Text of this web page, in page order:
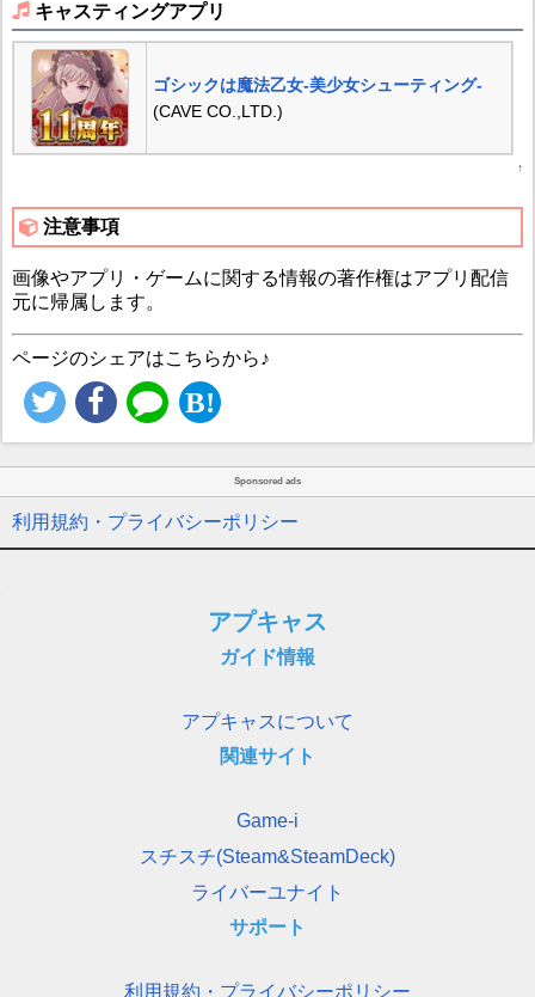
キャスティングアプリ
ゴシックは魔法乙女-美少女シューティング-
(CAVE CO.,LTD.)
↑
注意事項
画像やアプリ・ゲームに関する情報の著作権はアプリ配信
元に帰属します。
ページのシェアはこちらから♪
Sponsored ads
利用規約・プライバシーポリシー
アプキャス
ガイド情報
アプキャスについて
関連サイト
Game-i
スチスチ(Steam&SteamDeck)
ライバーユナイト
サポート
利用規約・プライバシーポリシー